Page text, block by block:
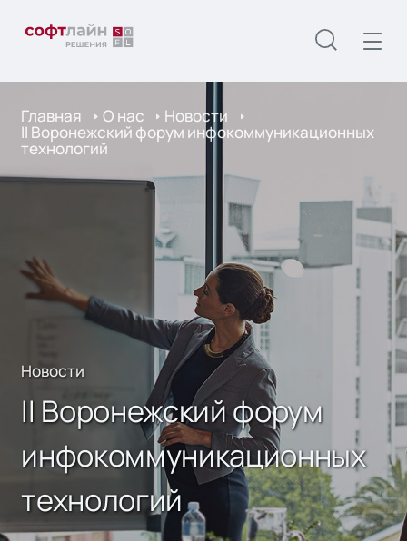
Главная О нас Новости
II Воронежский форум инфокоммуникационных
технологий
Новости
II Воронежский форум
инфокоммуникационных
технологий